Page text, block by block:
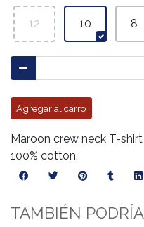
12 10 8
Agregar al carro
Maroon crew neck T-
100% cotton.
TAMBIÉN